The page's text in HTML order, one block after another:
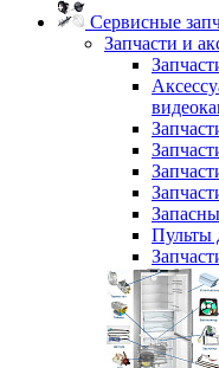
Сервисные
Запчасти и
Пульты